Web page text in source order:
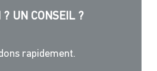
? UN CONSEIL ?
rapidement.